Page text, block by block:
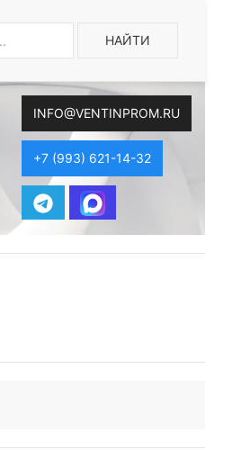
НАЙТИ
INFO@VENTINPROM.RU
+7 (993) 621-14-32